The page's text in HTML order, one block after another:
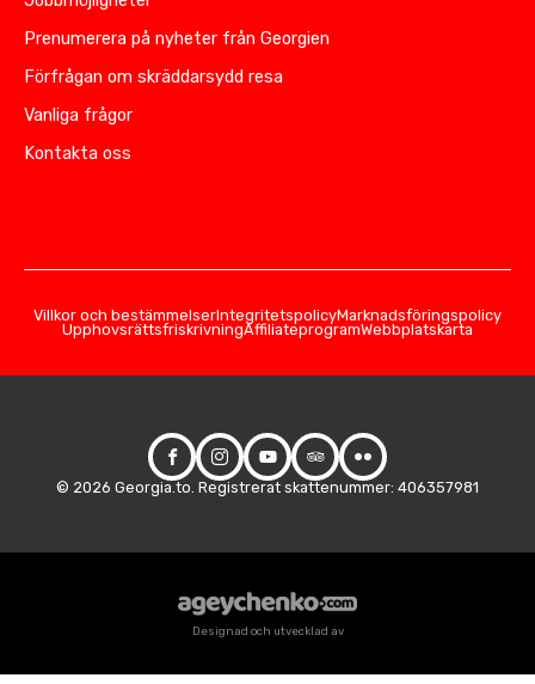
Prenumerera på nyheter från Georgien
Förfrågan om skräddarsydd resa
Vanliga frågor
Kontakta oss
Villkor och bestämmelserIntegritetspolicyMarknadsföringspolicy
UpphovsrättsfriskrivningAffiliateprogramWebbplatskarta
© 2026 Georgia.to. Registrerat skattenummer: 406357981
Designad och utvecklad av